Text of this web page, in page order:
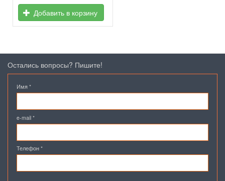
Добавить в корзину
Остались вопросы? Пишите!
Имя *
e-mail *
Телефон *